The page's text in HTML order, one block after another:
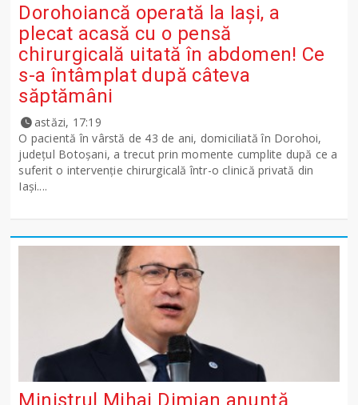
Dorohoiancă operată la Iași, a
plecat acasă cu o pensă
chirurgicală uitată în abdomen! Ce
s-a întâmplat după câteva
săptămâni
astăzi, 17:19
O pacientă în vârstă de 43 de ani, domiciliată în Dorohoi,
județul Botoșani, a trecut prin momente cumplite după ce a
suferit o intervenție chirurgicală într-o clinică privată din
Iași....
Ministrul Mihai Dimian anunță